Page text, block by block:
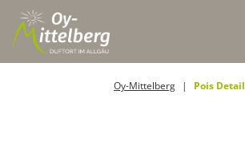
Oy-Mittelberg Pois Detail